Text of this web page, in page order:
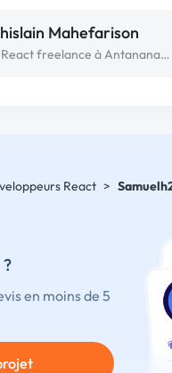
Mahefarison
Développeur React freelance à Antananarivo
React >
en moins de 5